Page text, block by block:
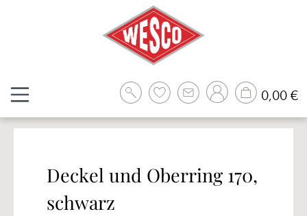
0,00 €
Deckel und Oberring 170,
schwarz